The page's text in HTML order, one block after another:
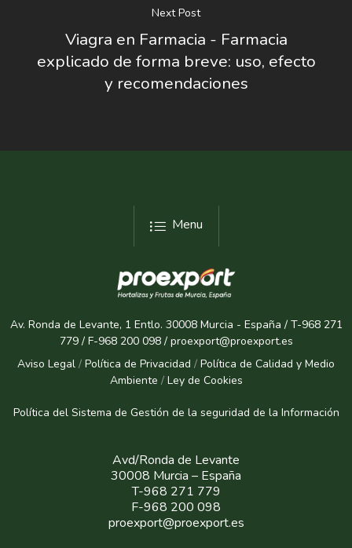
Next Post
Viagra en Farmacia - Farmacia
explicado de forma breve: uso, efecto
y recomendaciones
Menu
Av. Ronda de Levante, 1 Entlo. 30008 Murcia - España / T-968 271
779 / F-968 200 098 / proexport@proexport.es
Aviso Legal / Política de Privacidad / Política de Calidad y Medio
Ambiente / Ley de Cookies
Política del Sistema de Gestión de la seguridad de la Información
Avd/Ronda de Levante
30008 Murcia – España
T-968 271 779
F-968 200 098
proexport@proexport.es